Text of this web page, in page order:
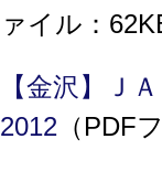
ァイル：
【金沢】Ｊ
2012（PDF